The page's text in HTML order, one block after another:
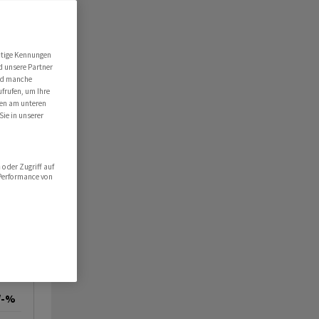
%
Kennungen
unsere Partner
manche
um Ihre
am unteren
in unserer
oder Zugriff auf
von